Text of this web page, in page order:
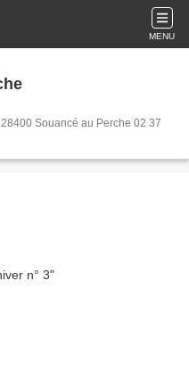
MENU
Souancé au Perche 02 37